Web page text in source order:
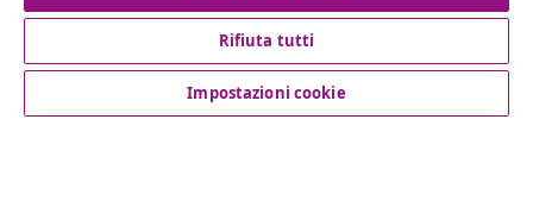
Servizio clienti
Rifiuta tutti
Impostazioni cookie